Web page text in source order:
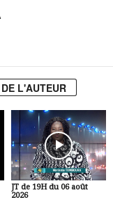
L'AUTEUR
JT de 19H du 06 août
2026